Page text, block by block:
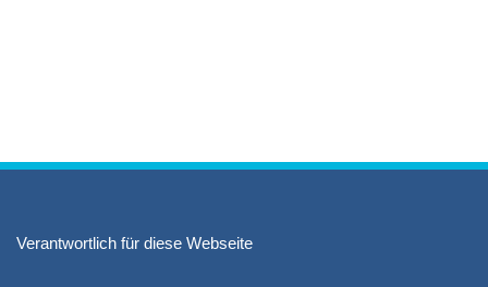
Verantwortlich für diese Webseite